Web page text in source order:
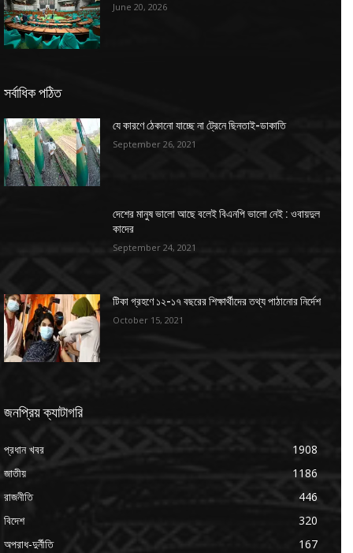
June 20, 2026
সর্বাধিক পঠিত
যে কারণে ঠেকানো যাচ্ছে না ট্রেনে ছিনতাই-ডাকাতি
September 26, 2021
দেশের মানুষ ভালো আছে বলেই বিএনপি ভালো নেই : ওবায়দুল
কাদের
September 24, 2021
টিকা গ্রহণে ১২-১৭ বছরের শিক্ষার্থীদের তথ্য পাঠানোর নির্দেশ
October 15, 2021
জনপ্রিয় ক্যাটাগরি
প্রধান খবর
1908
জাতীয়
1186
রাজনীতি
446
বিদেশ
320
অপরাধ-দুর্নীতি
167